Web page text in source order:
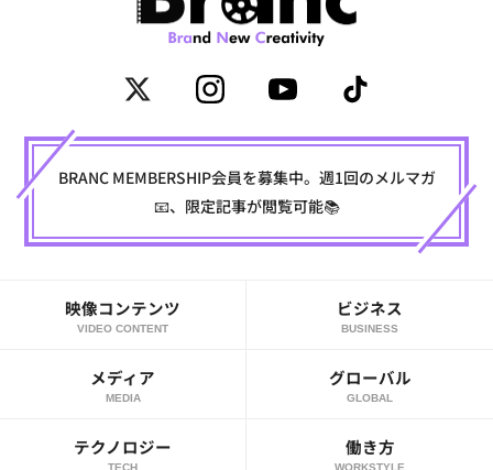
BRANC MEMBERSHIP会員を募集中。週1回のメルマガ
📧、限定記事が閲覧可能📚
映像コンテンツ
VIDEO CONTENT
ビジネス
BUSINESS
メディア
MEDIA
グローバル
GLOBAL
テクノロジー
TECH
働き方
WORKSTYLE